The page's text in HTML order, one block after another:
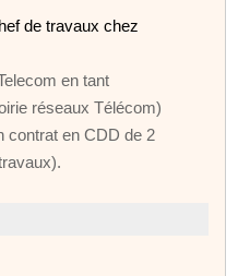
de travaux chez
en tant
réseaux Télécom)
contrat en CDD de 2